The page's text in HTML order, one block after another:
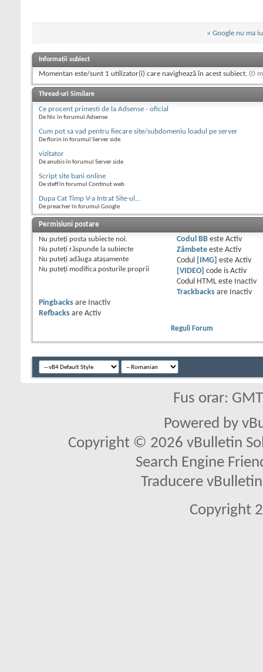
« Google nu ma
Informații subiect
Momentan este/sunt 1 utilizator(i) care navighează în acest subiect. (0
Thread-uri Similare
Ce procent primesti de la Adsense - oficial
De Nic în forumul Adsense
Cum pot sa vad pentru fiecare site/subdomeniu loadul pe server
De florin în forumul Server side
vizitator
De anubis în forumul Server side
Script site bani online
De steff în forumul Continut web
Dupa Cat Timp V-a Intrat Site-ul...
De preacher în forumul Google
Permisiuni postare
Nu puteţi posta subiecte noi.
Nu puteţi răspunde la subiecte
Nu puteţi adăuga ataşamente
Nu puteţi modifica posturile proprii
Codul BBeste Activ
Zâmbeteeste Activ
Codul
[IMG] este Activ
[VIDEO]
code is Activ
Codul HTML este
Inactiv
Trackbacksare
Inactiv
Pingbacks are
Inactiv
Refbacks are Activ
Reguli Forum
Fus orar:
Powered by
Copyright © 2026 vBulletin
Search Engine
Traducere
Copyright